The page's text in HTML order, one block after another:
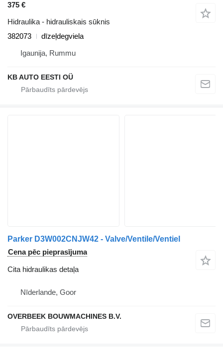
375 €
Hidraulika - hidrauliskais sūknis
382073
dīzeļdegviela
Igaunija, Rummu
KB AUTO EESTI OÜ
Parker D3W002CNJW42 - Valve/Ventile/Ventiel
Cena pēc pieprasījuma
Cita hidraulikas detaļa
Nīderlande, Goor
OVERBEEK BOUWMACHINES B.V.